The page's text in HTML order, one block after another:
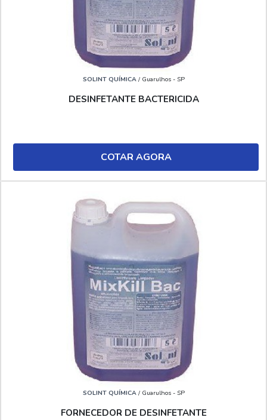
SOLINT QUÍMICA/ Guarulhos - SP
DESINFETANTE BACTERICIDA
COTAR AGORA
SOLINT QUÍMICA/ Guarulhos - SP
FORNECEDOR DE DESINFETANTE